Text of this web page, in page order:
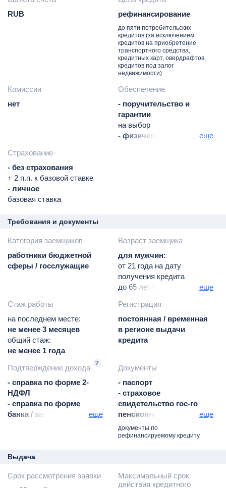
RUB
рефинансирование
до пяти потребительских
кредитов (за исключением
кредитов на приобретение
транспортного средства,
кредитных карт, овердрафтов,
кредитов под залог
недвижимости)
Комиссии
нет
Обеспечение
- поручительство и
гарантии
на выбор
- физических лиц,
еще
Страхование
- без страхования
+ 2 п.п. к базовой ставке
- личное
базовая ставка
Требования и документы
Категория заемщиков
работники бюджетной
сферы / госслужащие
Возраст заемщика
для мужчин:
от 21 года на дату
получения кредита
до 65 лет на дату
для мужчин:
от 21 года на дату
получения кредита
до 60 лет на дату
еще
Стаж работы
на последнем месте:
не менее 3 месяцев
общий стаж:
не менее 1 года
Регистрация
постоянная / временная
в регионе выдачи
кредита
Подтверждение дохода
?
- справка по форме 2-
НДФЛ
- справка по форме
банка / запрос
работодателя
фонда или иного органа,
еще
Документы
- паспорт
- страховое
свидетельство гос-го
пенсионного
страхования
- заявление-анкета
документ,
еще
документы по
рефинансируемому кредиту
Выдача
Срок рассмотрения заявки
Максимальный срок
действия кредитного